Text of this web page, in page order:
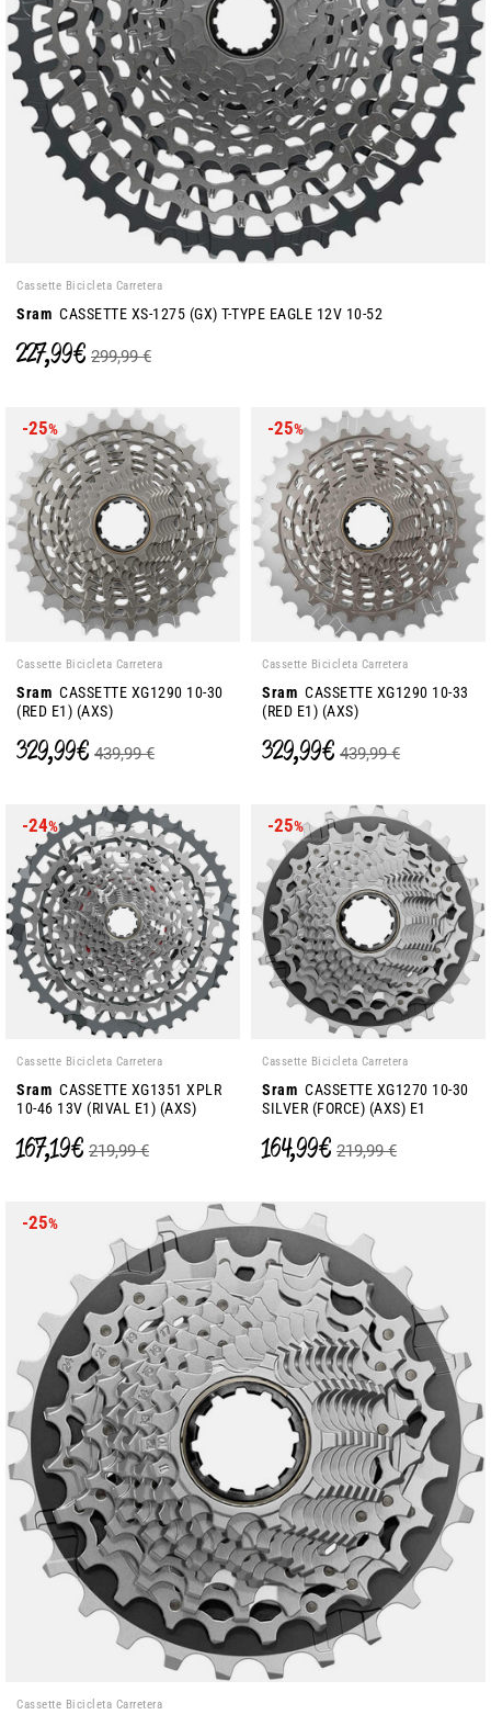
Cassette Bicicleta Carretera
Sram CASSETTE XS-1275 (GX) T-TYPE EAGLE 12V 10-52
227,99 € 299,99 €
-25%
Cassette Bicicleta Carretera
Sram CASSETTE XG1290 10-30
(RED E1) (AXS)
329,99 € 439,99 €
-25%
Cassette Bicicleta Carretera
Sram CASSETTE XG1290 10-33
(RED E1) (AXS)
329,99 € 439,99 €
-24%
Cassette Bicicleta Carretera
Sram CASSETTE XG1351 XPLR
10-46 13V (RIVAL E1) (AXS)
167,19 € 219,99 €
-25%
Cassette Bicicleta Carretera
Sram CASSETTE XG1270 10-30
SILVER (FORCE) (AXS) E1
164,99 € 219,99 €
-25%
Cassette Bicicleta Carretera